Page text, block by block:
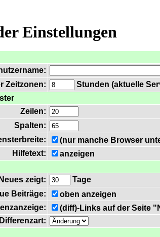
Einstellungen
Zeitzonen:
Stunden (aktuelle
Zeilen:
Spalten:
(nur manche Browser
Hilfetext:
anzeigen
Neues zeigt:
Tage
Beiträge:
oben anzeigen
(diff)-Links auf der Seite